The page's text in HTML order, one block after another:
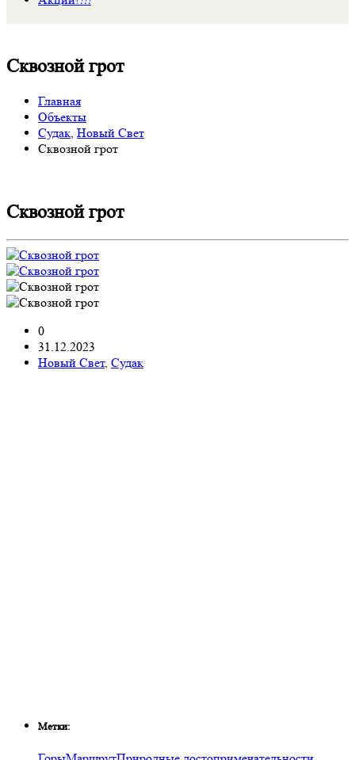
Сквозной грот
Главная
Объекты
Судак, Новый Свет
Сквозной грот
Сквозной грот
0
31.12.2023
Новый Свет, Судак
Метки: